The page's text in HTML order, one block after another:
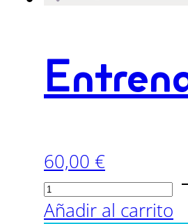
60,00 €
Entrenamiento
Emocional
Añadir al carrito